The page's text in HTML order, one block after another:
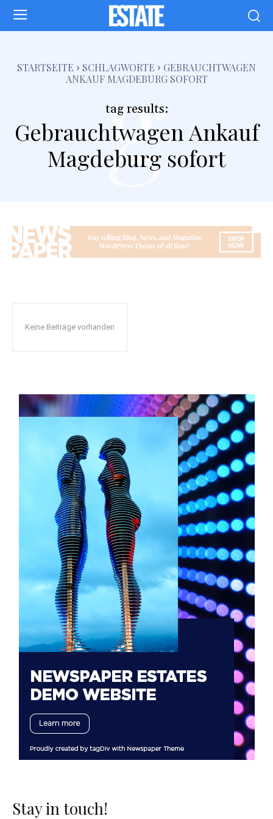
STARTSEITE SCHLAGWORTE
GEBRAUCHTWAGEN
ANKAUF MAGDEBURG SOFORT
tag results:
Gebrauchtwagen Ankauf
Magdeburg sofort
g
Keine Beiträge vorhanden
Stay in touch!